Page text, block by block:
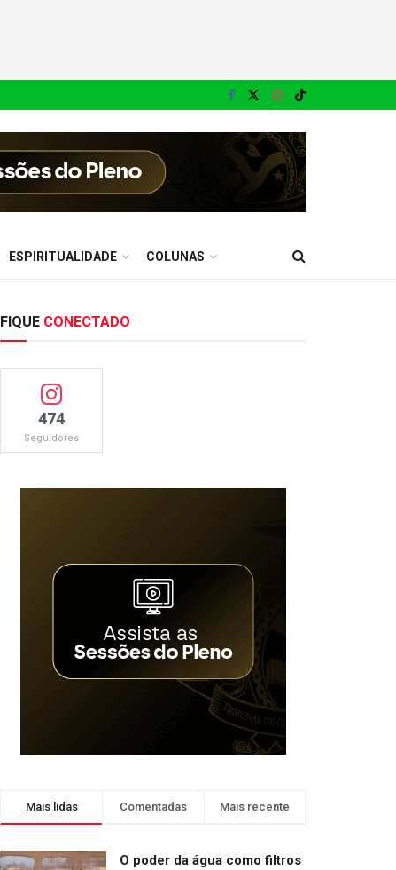
ESPIRITUALIDADE COLUNAS
FIQUE CONECTADO
474
Seguidores
Mais lidas Comentadas Mais recente
O poder da água como filtros